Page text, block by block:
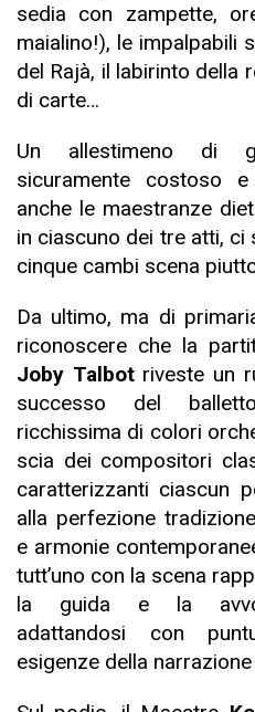
sedia con zampette,
maialino!), le impalpabili
del Rajà, il labirinto della
di carte…
Un allestimeno di
sicuramente costoso
anche le maestranze
in ciascuno dei tre atti,
cinque cambi scena
Da ultimo, ma di
riconoscere che la
Joby Talbotriveste un
successo del
ricchissima di colori
scia dei compositori
caratterizzanti ciascun
alla perfezione
e armonie
tutt’uno con la scena
la guida e la
adattandosi con
esigenze della